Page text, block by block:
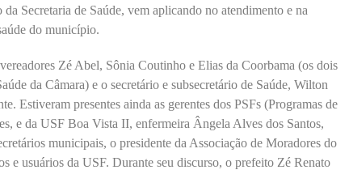
Secretaria de Saúde, vem aplicando no atendimento e na
do município.
Zé Abel, Sônia Coutinho e Elias da Coorbama (os dois
da Câmara) e o secretário e subsecretário de Saúde, Wilton
Estiveram presentes ainda as gerentes dos PSFs (Programas de
e da USF Boa Vista II, enfermeira Ângela Alves dos Santos,
municipais, o presidente da Associação de Moradores do
e usuários da USF. Durante seu discurso, o prefeito Zé Renato